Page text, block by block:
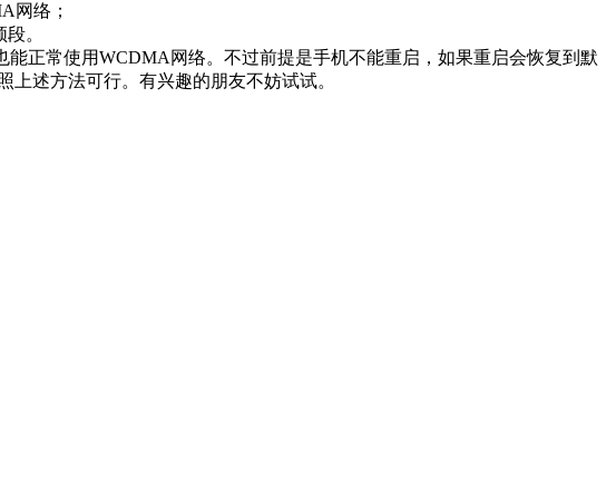
网络；
。
正常使用WCDMA网络。不过前提是手机不能重启，如果重启会恢复到默
述方法可行。有兴趣的朋友不妨试试。